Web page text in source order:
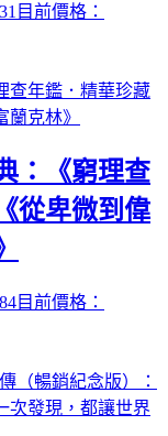
目前價格：
：《窮理查
從卑微到偉
目前價格：